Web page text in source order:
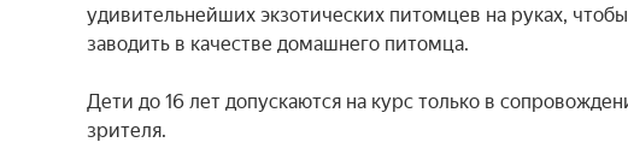
удивительнейших экзотических питомцев на руках,
заводить в качестве домашнего питомца.
Дети до 16 лет допускаются на курс только в
зрителя.